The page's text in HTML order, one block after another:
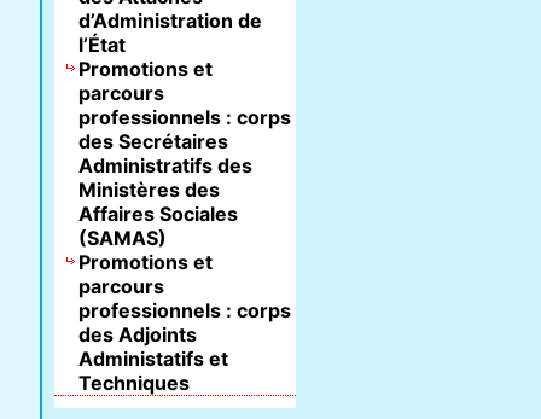
d’Administration de
l’État
Promotions et
parcours
professionnels : corps
des Secrétaires
Administratifs des
Ministères des
Affaires Sociales
(SAMAS)
Promotions et
parcours
professionnels : corps
des Adjoints
Administatifs et
Techniques